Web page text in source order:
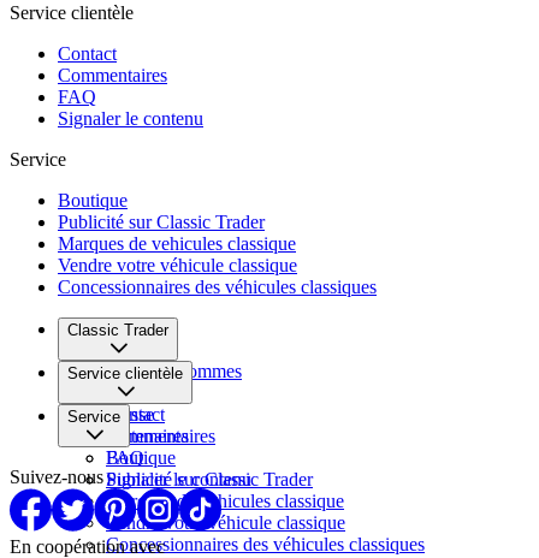
Service clientèle
Contact
Commentaires
FAQ
Signaler le contenu
Service
Boutique
Publicité sur Classic Trader
Marques de vehicules classique
Vendre votre véhicule classique
Concessionnaires des véhicules classiques
Classic Trader
Qui nous sommes
Carrière
Presse
Partenaires
Service clientèle
Contact
Commentaires
FAQ
Signaler le contenu
Service
Boutique
Publicité sur Classic Trader
Marques de vehicules classique
Vendre votre véhicule classique
Concessionnaires des véhicules classiques
Suivez-nous
En coopération avec